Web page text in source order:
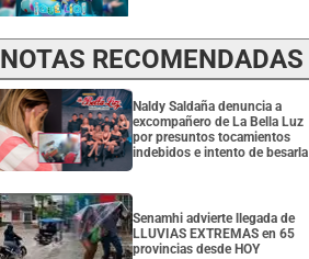
NOTAS RECOMENDADAS
Naldy Saldaña denuncia a
excompañero de La Bella Luz
por presuntos tocamientos
indebidos e intento de besarla
Senamhi advierte llegada de
LLUVIAS EXTREMAS en 65
provincias desde HOY